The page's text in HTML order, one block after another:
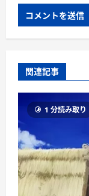
関連記事
1 分読み取り